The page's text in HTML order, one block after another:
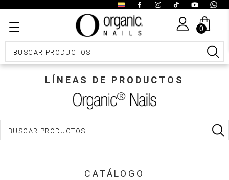
0
LÍNEAS DE PRODUCTOS
CATÁLOGO